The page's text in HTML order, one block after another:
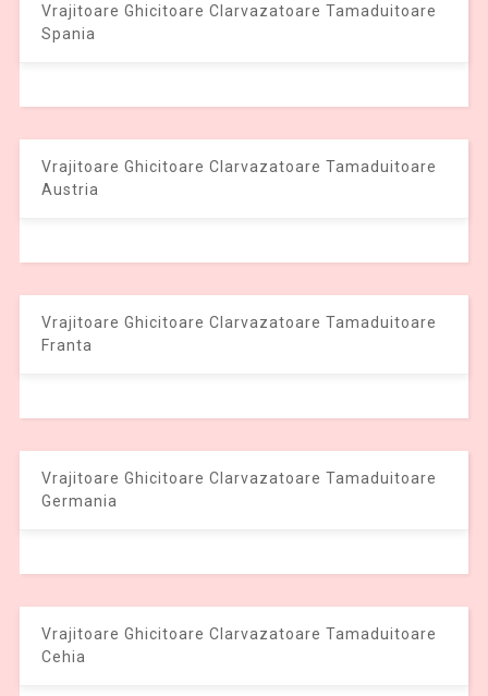
Vrajitoare Ghicitoare Clarvazatoare Tamaduitoare
Spania
Vrajitoare Ghicitoare Clarvazatoare Tamaduitoare
Austria
Vrajitoare Ghicitoare Clarvazatoare Tamaduitoare
Franta
Vrajitoare Ghicitoare Clarvazatoare Tamaduitoare
Germania
Vrajitoare Ghicitoare Clarvazatoare Tamaduitoare
Cehia